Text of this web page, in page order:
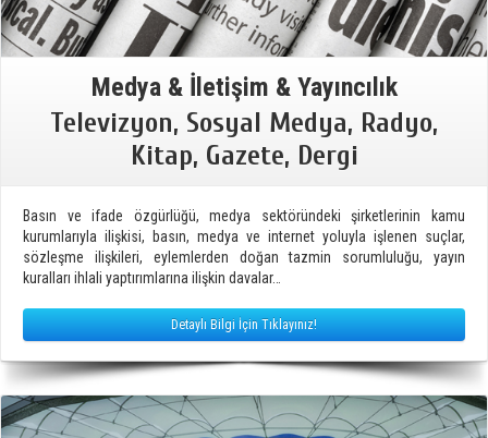
Medya & İletişim & Yayıncılık
Televizyon, Sosyal Medya, Radyo,
Kitap, Gazete, Dergi
Basın ve ifade özgürlüğü, medya sektöründeki şirketlerinin kamu
kurumlarıyla ilişkisi, basın, medya ve internet yoluyla işlenen suçlar,
sözleşme ilişkileri, eylemlerden doğan tazmin sorumluluğu, yayın
kuralları ihlali yaptırımlarına ilişkin davalar…
Detaylı Bilgi İçin Tıklayınız!